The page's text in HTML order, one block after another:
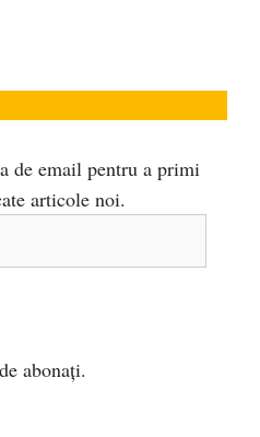
de email pentru a primi
articole noi.
abonați.